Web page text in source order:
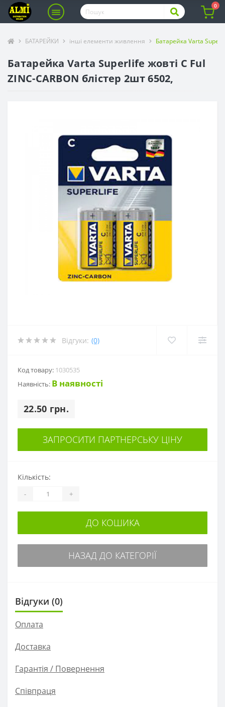
0
БАТАРЕЙКИ інші елементи живлення Батарейка Varta
Батарейка Varta Superlife жовті С Ful
ZINC-CARBON блістер 2шт 6502,
Відгуки: (0)
Код товару: 1030535
Наявність: В наявності
22.50 грн.
ЗАПРОСИТИ ПАРТНЕРСЬКУ ЦІНУ
Кількість:
- +
ДО КОШИКА
НАЗАД ДО КАТЕГОРІЇ
Відгуки (0)
Оплата
Доставка
Гарантія / Повернення
Співпраця